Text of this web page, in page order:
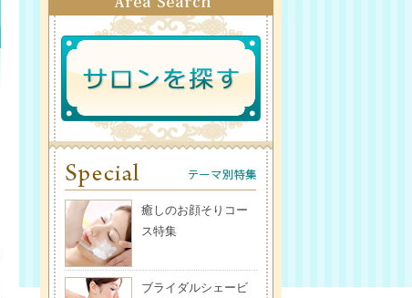
癒しのお顔そりコー
ス特集
ブライダルシェービ